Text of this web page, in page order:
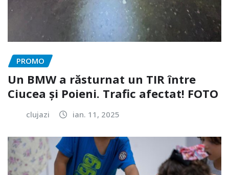
PROMO
Un BMW a răsturnat un TIR între
Ciucea și Poieni. Trafic afectat! FOTO
clujazi ian. 11, 2025